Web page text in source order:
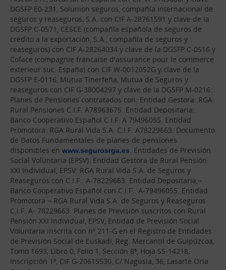
DGSFP E0-231, Solunion seguros, compañía internacional de
seguros y reaseguros, S.A. con CIF A-28761591 y clave de la
DGSFP C-0571, CESCE (compañía española de seguros de
crédito a la exportación, S.A., compañía de seguros y
reaseguros) con CIF A-28264034 y clave de la DGSFP C-0516 y
Coface (compagnie francaise d'assurance pour le commerce
exterieur suc. España) con CIF W-0012052G y clave de la
DGSFP E-0116, Mutua Tinerfeña, Mutua de Seguros y
reaseguros con CIF G-38004297 y clave de la DGSFP M-0216.
Planes de Pensiones contratados con: Entidad Gestora: RGA
Rural Pensiones C.I.F. A78963675. Entidad Depositaria:
Banco Cooperativo Español C.I.F. A 79496055. Entidad
Promotora: RGA Rural Vida S.A. C.I.F. A78229663. Documento
de Datos Fundamentales de planes de pensiones
disponibles en www.segurosrga.es. Entidades de Previsión
Social Voluntaria (EPSV): Entidad Gestora de Rural Pensión
XXI Individual, EPSV: RGA Rural Vida S.A. de Seguros y
Reaseguros con C.I.F.: A-78229663. Entidad Depositaria,¬
Banco Cooperativo Español con C.I.F.: A-79496055. Entidad
Promotora ¬ RGA Rural Vida S.A. de Seguros y Reaseguros
C.I.F. A- 78229663. Planes de Previsión suscritos con Rural
Pensión XXI Individual, EPSV, Entidad de Previsión Social
Voluntaria inscrita con nº 211-G en el Registro de Entidades
de Previsión Social de Euskadi, Reg. Mercantil de Guipúzcoa,
Tomo 1693, Libro 0, Folio 1, Sección 8ª, Hoja SS-14218,
Inscripción 1ª, CIF G-20615530, C/ Nagusia, 36, Lasarte Oria